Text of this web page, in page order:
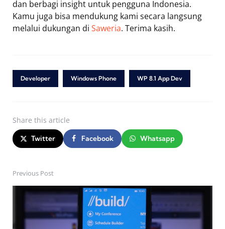
dan berbagi insight untuk pengguna Indonesia.
Kamu juga bisa mendukung kami secara langsung
melalui dukungan di Saweria. Terima kasih.
Developer Windows Phone WP 8.1 App Dev
Share this article
Twitter Facebook Whatsapp
Post
navigation
Previous Post